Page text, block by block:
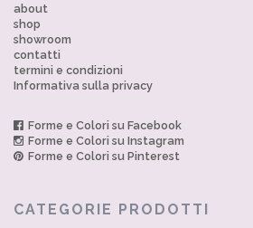
about
shop
showroom
contatti
termini e condizioni
Informativa sulla privacy
Forme e Colori su Facebook
Forme e Colori su Instagram
Forme e Colori su Pinterest
CATEGORIE PRODOTTI